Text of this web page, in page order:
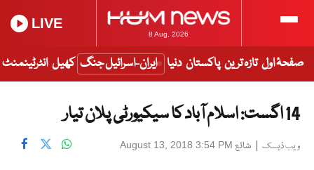
8 Aug, 2026
LIVE
صفحۂ اول تازہ ترین پاکستان دنیا ایران-اسرائیل جنگ کھیل انٹرٹینمنٹ
14 اگست: اسلام آباد کا سیکیورٹی پلان تیار
ویب ڈیسک | شائع August 13, 2018 3:54 PM